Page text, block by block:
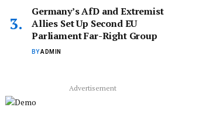
Germany’s AfD and Extremist
Allies Set Up Second EU
Parliament Far-Right Group
BYADMIN
Advertisement